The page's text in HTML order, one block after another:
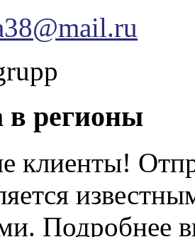
в регионы
клиенты!
Подробнее